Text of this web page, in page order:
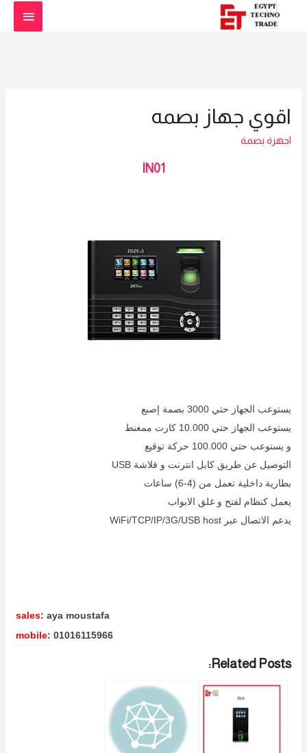
اقوي جهاز بصمه
اجهزة بصمة
IN01
يستوعب الجهاز حتي 3000 بصمة إصبع
يستوعب الجهاز حتي 10.000 كارت ممغنط
و يستوعب حتي 100.000 حركة توقيع
التوصيل عن طريق كابل انترنت و فلاشة USB
بطارية داخلية تعمل من (4-6) ساعات
يعمل كنظام لفتح و غلق الابواب
يدعم الاتصال عبر WiFi/TCP/IP/3G/USB host
sales: aya moustafa
mobile: 01016115966
Related Posts: